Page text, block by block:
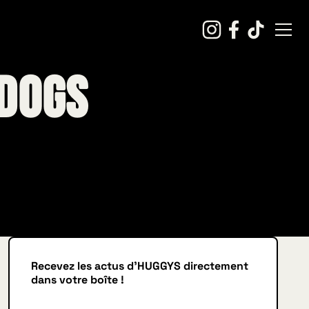
Recevez les actus d'HUGGYS directement
dans votre boîte !